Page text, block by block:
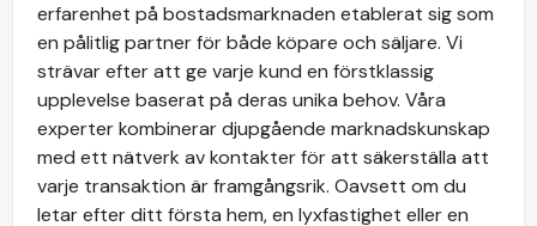
erfarenhet på bostadsmarknaden etablerat sig som
en pålitlig partner för både köpare och säljare. Vi
strävar efter att ge varje kund en förstklassig
upplevelse baserat på deras unika behov. Våra
experter kombinerar djupgående marknadskunskap
med ett nätverk av kontakter för att säkerställa att
varje transaktion är framgångsrik. Oavsett om du
letar efter ditt första hem, en lyxfastighet eller en